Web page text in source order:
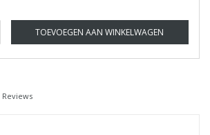
TOEVOEGEN AAN WINKELWAGEN
Reviews